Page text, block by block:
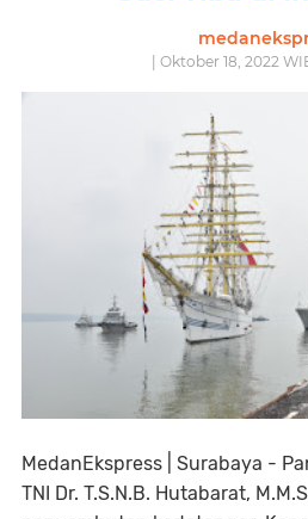
| Oktober 18, 2022
MedanEkspress | Surabaya -
TNI Dr. T.S.N.B. Hutabarat,